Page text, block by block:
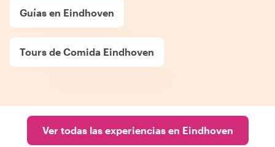
Guías en Eindhoven
Tours de Comida Eindhoven
Ver todas las experiencias en Eindhoven